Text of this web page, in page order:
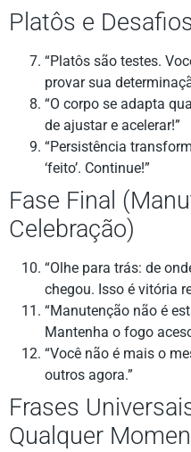
Platôs e
“Platôs são testes.
provar sua
“O corpo se adapta
de ajustar e acelerar!”
“Persistência
‘feito’. Continue!”
Fase Final
Celebração)
“Olhe para trás: de
chegou. Isso é vitória
“Manutenção não é
Mantenha o fogo
“Você não é mais o
outros agora.”
Frases
Qualquer